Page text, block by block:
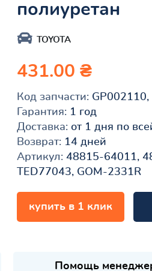
полиуретан
TOYOTA
431.00 ₴
Код запчасти:
Гарантия: 1 год
Доставка: от 1 дня по
Возврат: 14 дней
Артикул: 48815-64011,
TED77043, GOM-2331R
купить в 1 клик
Помощь